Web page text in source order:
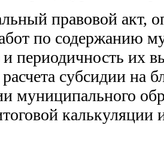
правовой акт,
по содержанию
и периодичность их
субсидии на
муниципального
калькуляции